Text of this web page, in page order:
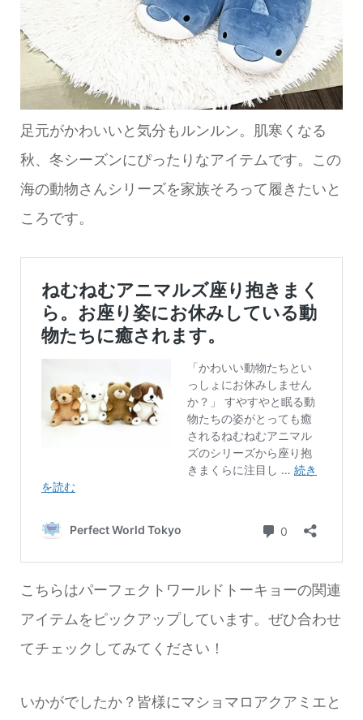
足元がかわいいと気分もルンルン。肌寒くなる
秋、冬シーズンにぴったりなアイテムです。この
海の動物さんシリーズを家族そろって履きたいと
ころです。
こちらはパーフェクトワールドトーキョーの関連
アイテムをピックアップしています。ぜひ合わせ
てチェックしてみてください！
いかがでしたか？皆様にマショマロアクアミエと